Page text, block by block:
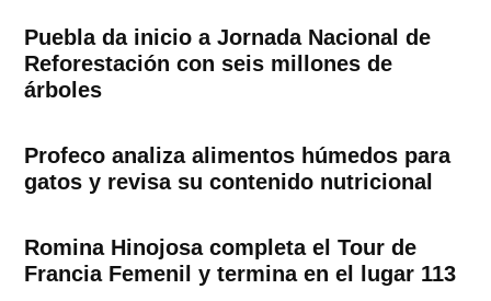
Puebla da inicio a Jornada Nacional de
Reforestación con seis millones de
árboles
Profeco analiza alimentos húmedos para
gatos y revisa su contenido nutricional
Romina Hinojosa completa el Tour de
Francia Femenil y termina en el lugar 113